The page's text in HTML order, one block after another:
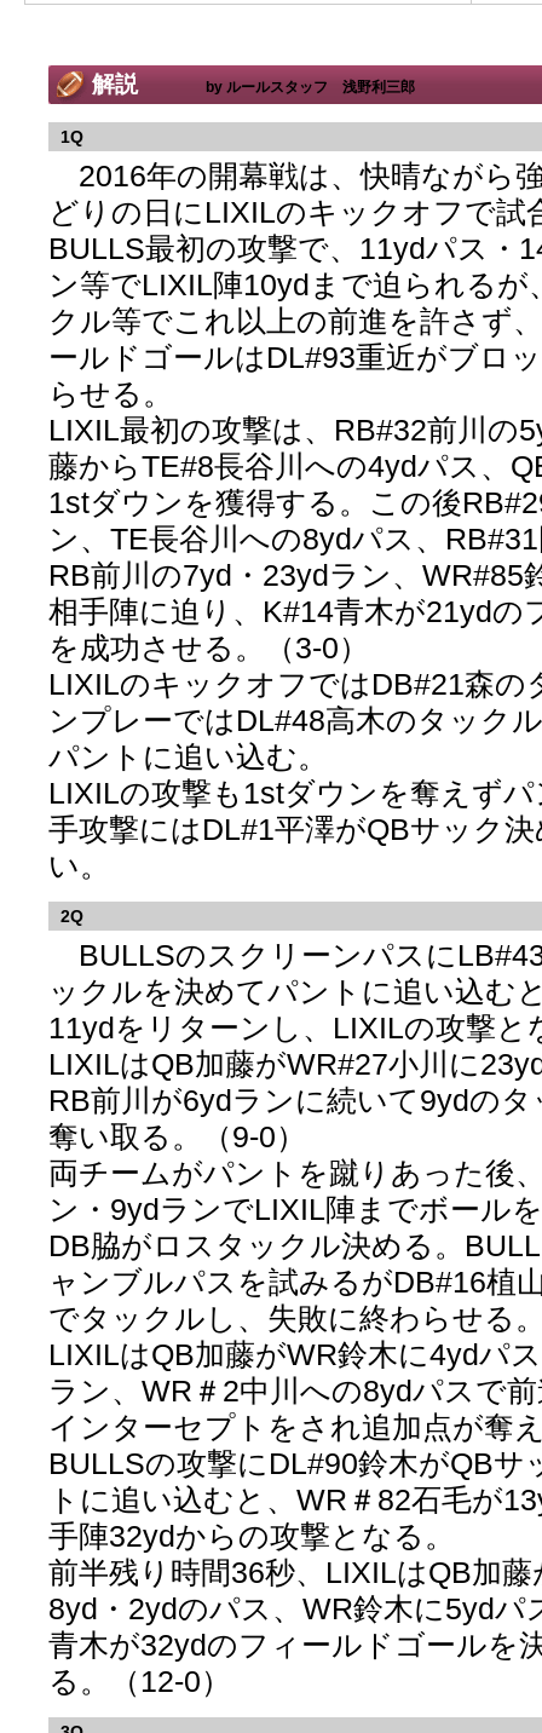
解説 by ルールスタッフ 浅野利三郎
1Q
2016年の開幕戦は、快晴ながら
どりの日にLIXILのキックオフで試
BULLS最初の攻撃で、11ydパス・
ン等でLIXIL陣10ydまで迫られるが
クル等でこれ以上の前進を許さず
ールドゴールはDL#93重近がブロ
らせる。
LIXIL最初の攻撃は、RB#32前川の
藤からTE#8長谷川への4ydパス、
1stダウンを獲得する。この後
ン、TE長谷川への8ydパス、
RB前川の7yd・23ydラン、WR#85
相手陣に迫り、K#14青木が21ydの
を成功させる。（3-0）
LIXILのキックオフではDB#21森の
ンプレーではDL#48高木のタック
パントに追い込む。
LIXILの攻撃も1stダウンを奪えず
手攻撃にはDL#1平澤がQBサック
い。
2Q
BULLSのスクリーンパスに
ックルを決めてパントに追い込む
11ydをリターンし、LIXILの攻撃と
LIXILはQB加藤がWR#27小川に
RB前川が6ydランに続いて9ydの
奪い取る。（9-0）
両チームがパントを蹴りあった後
ン・9ydランでLIXIL陣までボール
DB脇がロスタックル決める。
ャンブルパスを試みるがDB#16植
でタックルし、失敗に終わらせる
LIXILはQB加藤がWR鈴木に4ydパ
ラン、WR＃2中川への8ydパスで
インターセプトをされ追加点が奪
BULLSの攻撃にDL#90鈴木がQBサ
トに追い込むと、WR＃82石毛が
手陣32ydからの攻撃となる。
前半残り時間36秒、LIXILはQB加
8yd・2ydのパス、WR鈴木に5ydパ
青木が32ydのフィールドゴールを
る。（12-0）